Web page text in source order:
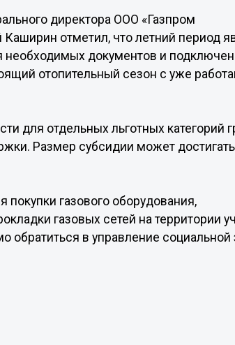
директора ООО «Газпром
отметил, что летний период
документов и
отопительный сезон с уже
для отдельных льготных категорий
Размер субсидии может
газового оборудования,
газовых сетей на территории
в управление